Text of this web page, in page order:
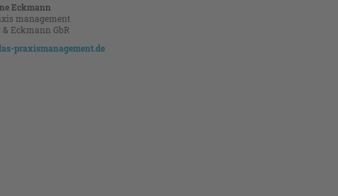
Eckmann
management
& Eckmann GbR
­praxismanagement.de